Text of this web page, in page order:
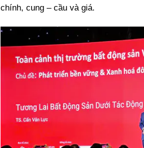
chính, cung – cầu và giá.